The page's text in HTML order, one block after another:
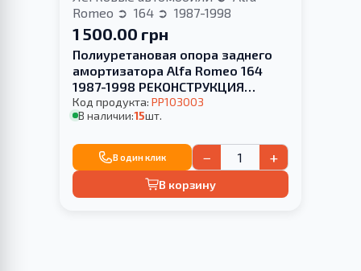
Romeo
164 1987-1998
1 500.00 грн
Полиуретановая опора заднего
амортизатора Alfa Romeo 164
1987-1998 РЕКОНСТРУКЦИЯ
ВАШЕЙ
Код продукта: PP103003
В наличии:15шт.
В один клик − +
В корзину